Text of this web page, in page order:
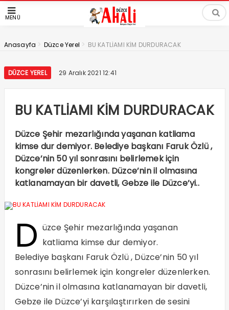
MENÜ
Anasayfa > Düzce Yerel > BU KATLİAMI KİM DURDURACAK
DÜZCE YEREL 29 Aralık 2021 12:41
BU KATLİAMI KİM DURDURACAK
Düzce Şehir mezarlığında yaşanan katliama
kimse dur demiyor. Belediye başkanı Faruk Özlü ,
Düzce’nin 50 yıl sonrasını belirlemek için
kongreler düzenlerken. Düzce’nin il olmasına
katlanamayan bir davetli, Gebze ile Düzce’yi..
D üzce Şehir mezarlığında yaşanan
katliama kimse dur demiyor.
Belediye başkanı Faruk Özlü , Düzce’nin 50 yıl
sonrasını belirlemek için kongreler düzenlerken.
Düzce’nin il olmasına katlanamayan bir davetli,
Gebze ile Düzce’yi karşılaştırırken de sesini